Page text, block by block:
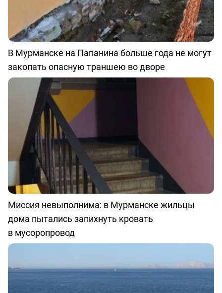
В Мурманске на Папанина больше года не могут
закопать опасную траншею во дворе
Миссия невыполнима: в Мурманске жильцы
дома пытались запихнуть кровать
в мусоропровод